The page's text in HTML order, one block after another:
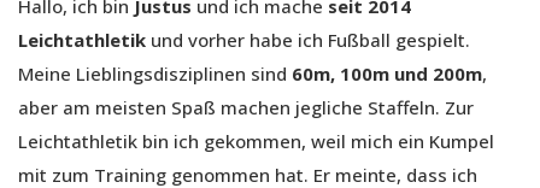
Hallo, ich bin Justus und ich mache seit 2014
Leichtathletik und vorher habe ich Fußball gespielt.
Meine Lieblingsdisziplinen sind 60m, 100m und 200m,
aber am meisten Spaß machen jegliche Staffeln. Zur
Leichtathletik bin ich gekommen, weil mich ein Kumpel
mit zum Training genommen hat. Er meinte, dass ich